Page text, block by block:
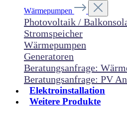
Wärmepumpen
Photovoltaik /
Stromspeicher
Wärmepumpen
Generatoren
Beratungsanfrage:
Beratungsanfrage: PV
Elektroinstallation
Weitere Produkte